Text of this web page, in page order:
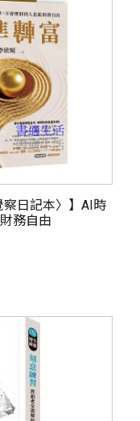
察日記本〉】AI時
務自由